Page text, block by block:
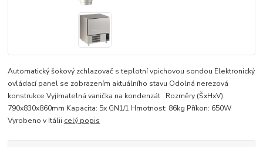
Automatický šokový zchlazovač s teplotní vpichovou sondou Elektronický
ovládací panel se zobrazením aktuálního stavu Odolná nerezová
konstrukce Vyjímatelná vanička na kondenzát Rozměry (ŠxHxV):
790x830x860mm Kapacita: 5x GN1/1 Hmotnost: 86kg Příkon: 650W
Vyrobeno v Itálii celý popis